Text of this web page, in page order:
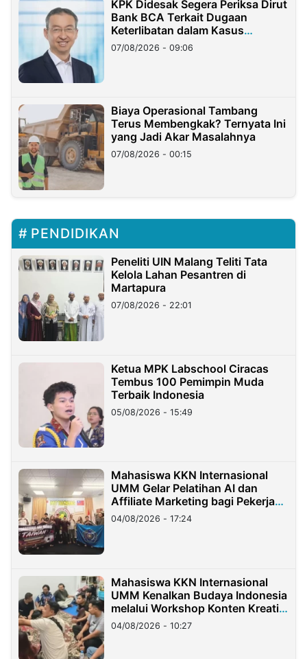
KPK Didesak Segera Periksa Dirut
Bank BCA Terkait Dugaan
Keterlibatan dalam Kasus
Hilangnya Dana Nasabah Rp2,58
Miliar
07/08/2026 - 09:06
Biaya Operasional Tambang
Terus Membengkak? Ternyata Ini
yang Jadi Akar Masalahnya
07/08/2026 - 00:15
PENDIDIKAN
Peneliti UIN Malang Teliti Tata
Kelola Lahan Pesantren di
Martapura
07/08/2026 - 22:01
Ketua MPK Labschool Ciracas
Tembus 100 Pemimpin Muda
Terbaik Indonesia
05/08/2026 - 15:49
Mahasiswa KKN Internasional
UMM Gelar Pelatihan AI dan
Affiliate Marketing bagi Pekerja
Migran Indonesia di Taiwan
04/08/2026 - 17:24
Mahasiswa KKN Internasional
UMM Kenalkan Budaya Indonesia
melalui Workshop Konten Kreatif
di Taiwan
04/08/2026 - 10:27